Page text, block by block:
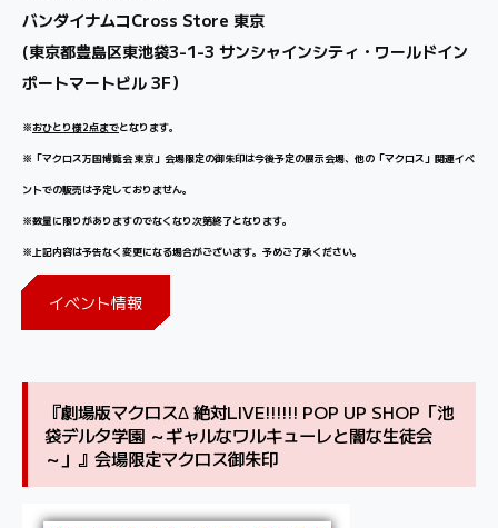
バンダイナムコCross Store 東京
(東京都豊島区東池袋3-1-3 サンシャインシティ・ワールドイン
ポートマートビル 3F）
※おひとり様2点までとなります。
※「マクロス万国博覧会 東京」会場限定の御朱印は今後予定の展示会場、他の「マクロス」関連イベ
ントでの販売は予定しておりません。
※数量に限りがありますのでなくなり次第終了となります。
※上記内容は予告なく変更になる場合がございます。予めご了承ください。
イベント情報
『劇場版マクロスΔ 絶対LIVE!!!!!! POP UP SHOP「池
袋デルタ学園 ～ギャルなワルキューレと闇な生徒会
～」』会場限定マクロス御朱印